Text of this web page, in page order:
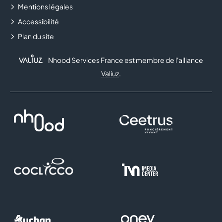
Mentions légales
Accessibilité
Plan du site
Nhood Services France est membre de l'alliance
Valiuz.